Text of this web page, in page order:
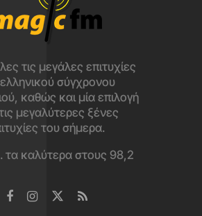
τις μεγάλες επιτυχίες
σύγχρονου
καθώς και μία επιλογή
μεγαλύτερες ξένες
του σήμερα.
καλύτερα στους 98,2